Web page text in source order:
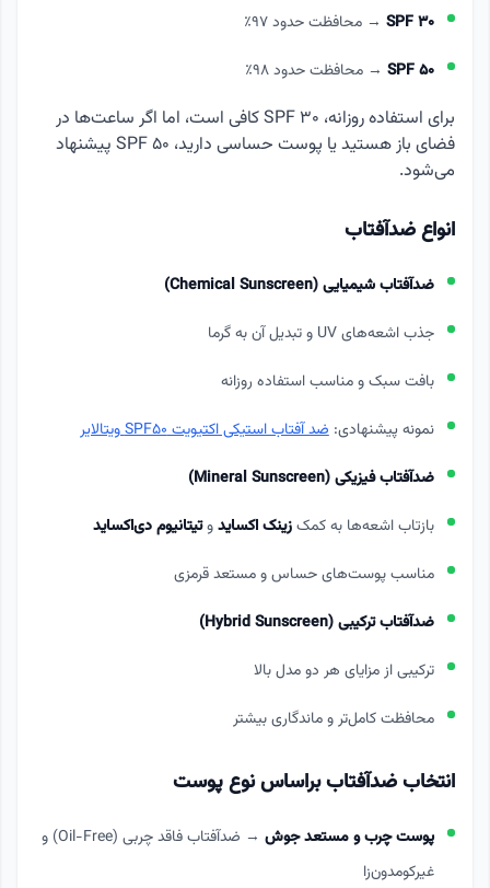
SPF 30 → محافظت حدود 97٪
SPF 50 → محافظت حدود 98٪
برای استفاده روزانه، SPF 30 کافی است، اما اگر ساعت‌ها در
فضای باز هستید یا پوست حساسی دارید، SPF 50 پیشنهاد
می‌شود.
انواع ضدآفتاب
ضدآفتاب شیمیایی (Chemical Sunscreen)
جذب اشعه‌های UV و تبدیل آن به گرما
بافت سبک و مناسب استفاده روزانه
نمونه پیشنهادی:ضد آفتاب استیکی اکتیویت SPF50 ویتالایر
ضدآفتاب فیزیکی (Mineral Sunscreen)
بازتاب اشعه‌ها به کمکزینک اکسایدوتیتانیوم دی‌اکساید
مناسب پوست‌های حساس و مستعد قرمزی
ضدآفتاب ترکیبی (Hybrid Sunscreen)
ترکیبی از مزایای هر دو مدل بالا
محافظت کامل‌تر و ماندگاری بیشتر
انتخاب ضدآفتاب براساس نوع پوست
پوست چرب و مستعد جوش
→ ضدآفتاب فاقد چربی (Oil-Free) و
غیرکومدون‌زا